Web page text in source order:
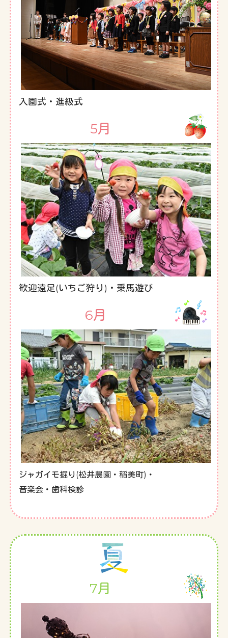
入園式・進級式
5月
歓迎遠足(いちご狩り)・乗馬遊び
6月
ジャガイモ掘り(松井農園・稲美町)・
音楽会・歯科検診
7月